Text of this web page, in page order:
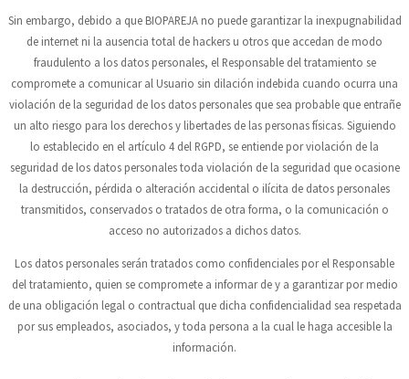
Sin embargo, debido a que BIOPAREJAno puede garantizar la inexpugnabilidad
de internet ni la ausencia total de hackers u otros que accedan de modo
fraudulento a los datos personales, el Responsable del tratamiento se
compromete a comunicar al Usuario sin dilación indebida cuando ocurra una
violación de la seguridad de los datos personales que sea probable que entrañe
un alto riesgo para los derechos y libertades de las personas físicas. Siguiendo
lo establecido en el artículo 4 del RGPD, se entiende por violación de la
seguridad de los datos personales toda violación de la seguridad que ocasione
la destrucción, pérdida o alteración accidental o ilícita de datos personales
transmitidos, conservados o tratados de otra forma, o la comunicación o
acceso no autorizados a dichos datos.
Los datos personales serán tratados como confidenciales por el Responsable
del tratamiento, quien se compromete a informar de y a garantizar por medio
de una obligación legal o contractual que dicha confidencialidad sea respetada
por sus empleados, asociados, y toda persona a la cual le haga accesible la
información.